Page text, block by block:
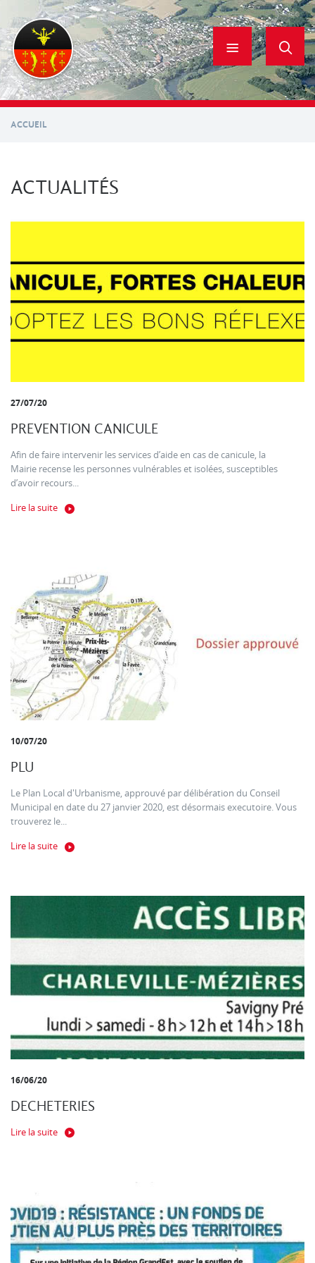
contenu
principal
ACCUEIL
ACTUALITÉS
27/07/20
PREVENTION CANICULE
Afin de faire intervenir les services d’aide en cas de canicule, la
Mairie recense les personnes vulnérables et isolées, susceptibles
d’avoir recours...
Lire la suite
10/07/20
PLU
Le Plan Local d'Urbanisme, approuvé par délibération du Conseil
Municipal en date du 27 janvier 2020, est désormais executoire. Vous
trouverez le...
Lire la suite
16/06/20
DECHETERIES
Lire la suite